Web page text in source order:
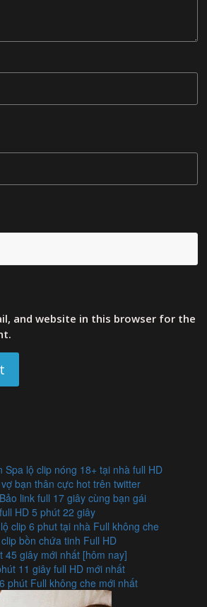
and website in this browser for the
Spa lộ clip nóng 18+ tại nhà full HD
bạn thân cực hot trên twitter
link full 17 giây cùng bạn gái
HD 5 phút 22 giây
clip 6 phut tại nhà Full không che
bồn chứa tinh Full HD
45 giây mới nhất [hôm nay]
11 giây full HD mới nhất
phút Full không che mới nhất